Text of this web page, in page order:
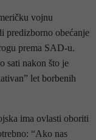
vojnu
predizborno obećanje
prema SAD-u.
sati nakon što je
let borbenih
ima ovlasti oboriti
“Ako nas